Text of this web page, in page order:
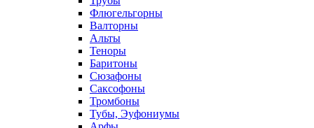
Флюгельгорны
Валторны
Альты
Теноры
Баритоны
Сюзафоны
Саксофоны
Тромбоны
Тубы, Эуфониумы